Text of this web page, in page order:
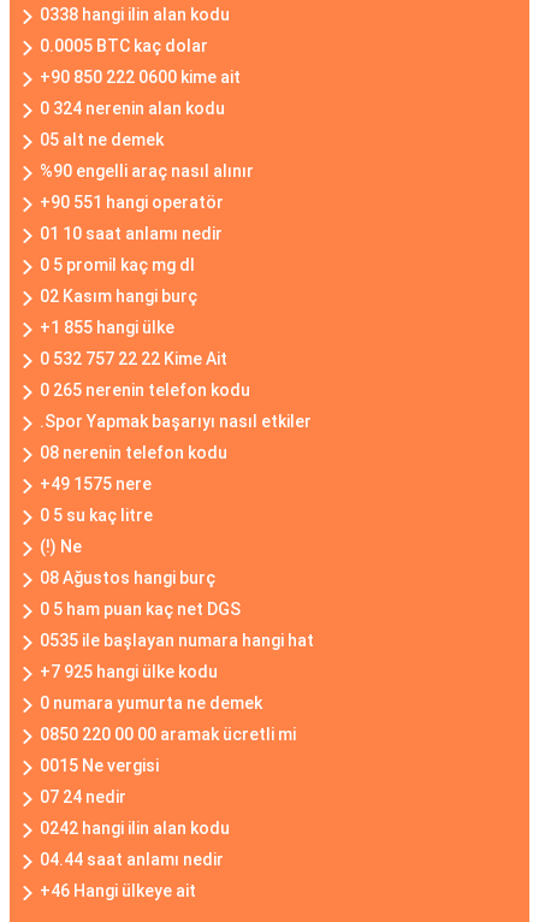
0338 hangi ilin alan kodu
0.0005 BTC kaç dolar
+90 850 222 0600 kime ait
0 324 nerenin alan kodu
05 alt ne demek
%90 engelli araç nasıl alınır
+90 551 hangi operatör
01 10 saat anlamı nedir
0 5 promil kaç mg dl
02 Kasım hangi burç
+1 855 hangi ülke
0 532 757 22 22 Kime Ait
0 265 nerenin telefon kodu
.Spor Yapmak başarıyı nasıl etkiler
08 nerenin telefon kodu
+49 1575 nere
0 5 su kaç litre
(!) Ne
08 Ağustos hangi burç
0 5 ham puan kaç net DGS
0535 ile başlayan numara hangi hat
+7 925 hangi ülke kodu
0 numara yumurta ne demek
0850 220 00 00 aramak ücretli mi
0015 Ne vergisi
07 24 nedir
0242 hangi ilin alan kodu
04.44 saat anlamı nedir
+46 Hangi ülkeye ait